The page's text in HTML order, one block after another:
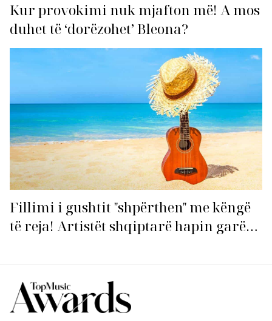
Kur provokimi nuk mjafton më! A mos
duhet të ‘dorëzohet’ Bleona?
Fillimi i gushtit "shpërthen" me këngë
të reja! Artistët shqiptarë hapin garën